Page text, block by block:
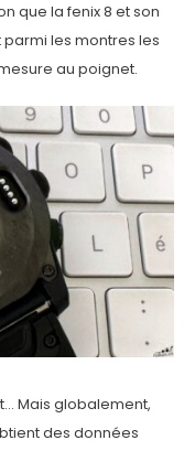
que la fenix 8 et son
les montres les
au poignet.
Mais globalement,
des données